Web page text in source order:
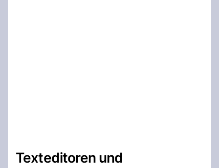
Texteditoren und